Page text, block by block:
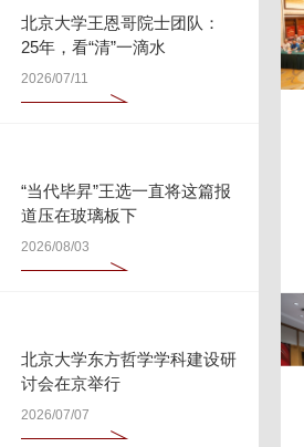
北京大学王恩哥院士团队：
25年，看“清”一滴水
2026/07/11
“当代毕昇”王选一直将这篇报
道压在玻璃板下
2026/08/03
北京大学东方哲学学科建设研
讨会在京举行
2026/07/07